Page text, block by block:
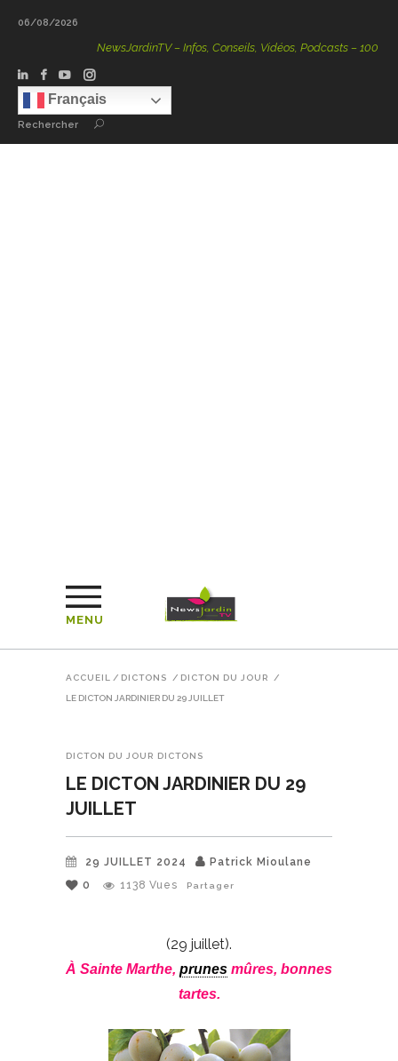
06/08/2026
NewsJardinTV – Infos, Conseils, Vidéos, Podcasts – 100 %
Français
Rechercher
MENU
ACCUEIL / DICTONS / DICTON DU JOUR /
LE DICTON JARDINIER DU 29 JUILLET
DICTON DU JOUR DICTONS
LE DICTON JARDINIER DU 29
JUILLET
29 JUILLET 2024
Patrick Mioulane
0
1138 Vues Partager
(29 juillet).
À Sainte Marthe, prunes mûres, bonnes
tartes.